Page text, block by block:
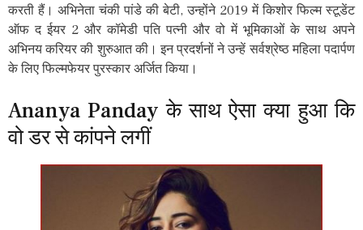
करती हैं। अभिनेता चंकी पांडे की बेटी, उन्होंने 2019 में किशोर फिल्म स्टूडेंट
ऑफ द ईयर 2 और कॉमेडी पति पत्नी और वो में भूमिकाओं के साथ अपने
अभिनय करियर की शुरुआत की। इन प्रदर्शनों ने उन्हें सर्वश्रेष्ठ महिला पदार्पण
के लिए फिल्मफेयर पुरस्कार अर्जित किया।
Ananya Panday के साथ ऐसा क्या हुआ कि
वो डर से कांपने लगीं